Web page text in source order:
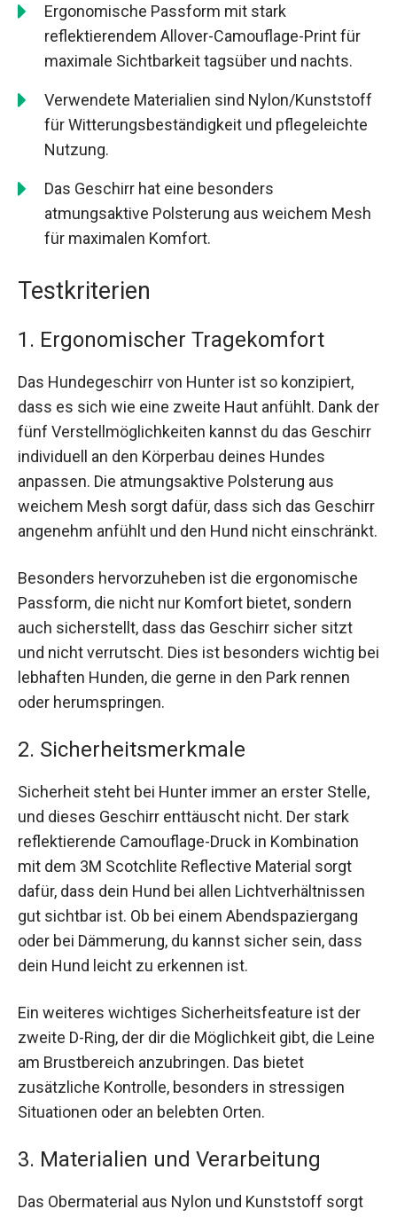
Ergonomische Passform mit stark
reflektierendem Allover-Camouflage-Print für
maximale Sichtbarkeit tagsüber und nachts.
Verwendete Materialien sind Nylon/Kunststoff
für Witterungsbeständigkeit und pflegeleichte
Nutzung.
Das Geschirr hat eine besonders
atmungsaktive Polsterung aus weichem Mesh
für maximalen Komfort.
Testkriterien
1. Ergonomischer Tragekomfort
Das Hundegeschirr von Hunter ist so konzipiert,
dass es sich wie eine zweite Haut anfühlt. Dank der
fünf Verstellmöglichkeiten kannst du das Geschirr
individuell an den Körperbau deines Hundes
anpassen. Die atmungsaktive Polsterung aus
weichem Mesh sorgt dafür, dass sich das Geschirr
angenehm anfühlt und den Hund nicht einschränkt.
Besonders hervorzuheben ist die ergonomische
Passform, die nicht nur Komfort bietet, sondern
auch sicherstellt, dass das Geschirr sicher sitzt
und nicht verrutscht. Dies ist besonders wichtig bei
lebhaften Hunden, die gerne in den Park rennen
oder herumspringen.
2. Sicherheitsmerkmale
Sicherheit steht bei Hunter immer an erster Stelle,
und dieses Geschirr enttäuscht nicht. Der stark
reflektierende Camouflage-Druck in Kombination
mit dem 3M Scotchlite Reflective Material sorgt
dafür, dass dein Hund bei allen Lichtverhältnissen
gut sichtbar ist. Ob bei einem Abendspaziergang
oder bei Dämmerung, du kannst sicher sein, dass
dein Hund leicht zu erkennen ist.
Ein weiteres wichtiges Sicherheitsfeature ist der
zweite D-Ring, der dir die Möglichkeit gibt, die Leine
am Brustbereich anzubringen. Das bietet
zusätzliche Kontrolle, besonders in stressigen
Situationen oder an belebten Orten.
3. Materialien und Verarbeitung
Das Obermaterial aus Nylon und Kunststoff sorgt